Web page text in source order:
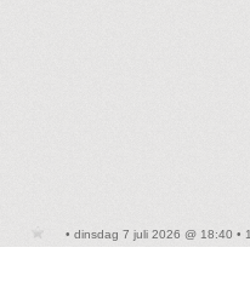
• dinsdag 7 juli 2026 @ 18:40 •